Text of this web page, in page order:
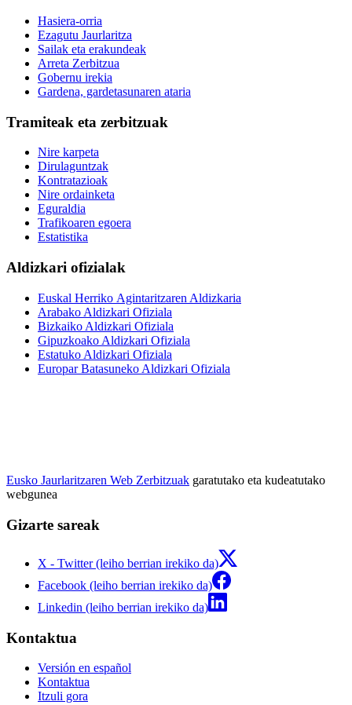
Hasiera-orria
Ezagutu Jaurlaritza
Sailak eta erakundeak
Arreta Zerbitzua
Gobernu irekia
Gardena, gardetasunaren ataria
Tramiteak eta zerbitzuak
Nire karpeta
Dirulaguntzak
Kontratazioak
Nire ordainketa
Eguraldia
Trafikoaren egoera
Estatistika
Aldizkari ofizialak
Euskal Herriko Agintaritzaren Aldizkaria
Arabako Aldizkari Ofiziala
Bizkaiko Aldizkari Ofiziala
Gipuzkoako Aldizkari Ofiziala
Estatuko Aldizkari Ofiziala
Europar Batasuneko Aldizkari Ofiziala
Eusko Jaurlaritzaren Web Zerbitzuak garatutako eta kudeatutako
webgunea
Gizarte sareak
X - Twitter (leiho berrian irekiko da)
Facebook (leiho berrian irekiko da)
Linkedin (leiho berrian irekiko da)
Kontaktua
Versión en español
Kontaktua
Itzuli gora